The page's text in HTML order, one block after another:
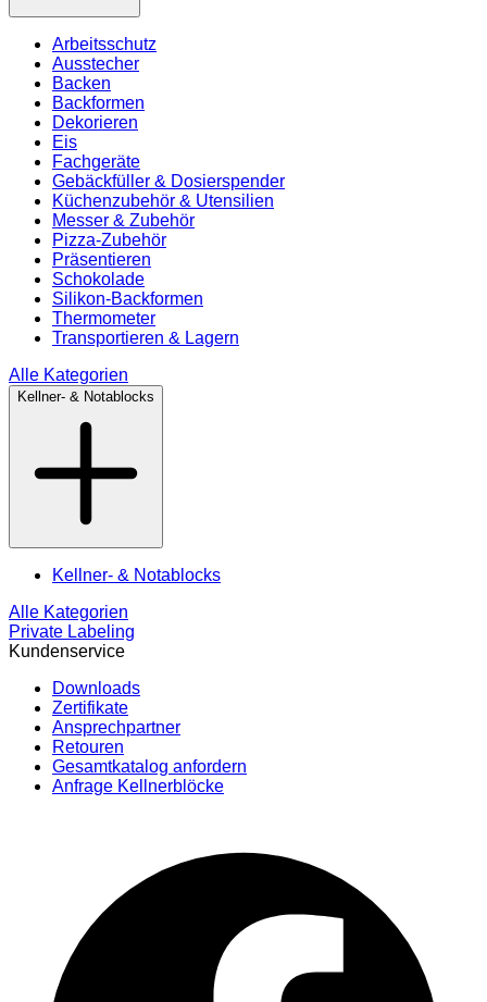
Arbeitsschutz
Ausstecher
Backen
Backformen
Dekorieren
Eis
Fachgeräte
Gebäckfüller & Dosierspender
Küchenzubehör & Utensilien
Messer & Zubehör
Pizza-Zubehör
Präsentieren
Schokolade
Silikon-Backformen
Thermometer
Transportieren & Lagern
Alle Kategorien
Kellner- & Notablocks
Kellner- & Notablocks
Alle Kategorien
Private Labeling
Kundenservice
Downloads
Zertifikate
Ansprechpartner
Retouren
Gesamtkatalog anfordern
Anfrage Kellnerblöcke